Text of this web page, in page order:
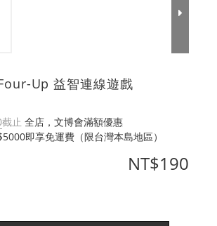
Up 益智連線遊戲
截止 全店，文博會滿額優惠
即享免運費（限台灣本島地區）
NT$190